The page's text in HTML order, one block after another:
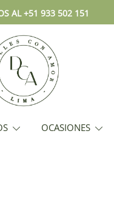
AL +51 933 502 151
– Lima Tienda
OCASIONES